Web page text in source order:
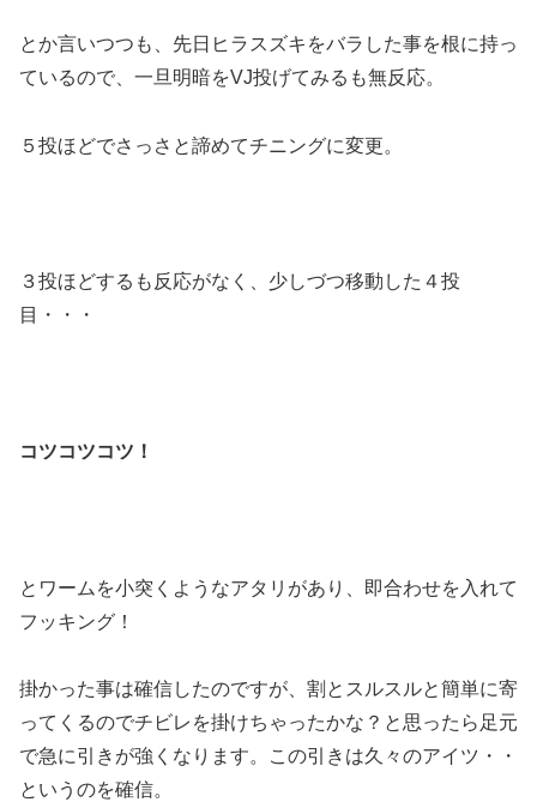
とか言いつつも、先日ヒラスズキをバラした事を根に持っ
ているので、一旦明暗をVJ投げてみるも無反応。
５投ほどでさっさと諦めてチニングに変更。
３投ほどするも反応がなく、少しづつ移動した４投
目・・・
コツコツコツ！
とワームを小突くようなアタリがあり、即合わせを入れて
フッキング！
掛かった事は確信したのですが、割とスルスルと簡単に寄
ってくるのでチビレを掛けちゃったかな？と思ったら足元
で急に引きが強くなります。この引きは久々のアイツ・・
というのを確信。